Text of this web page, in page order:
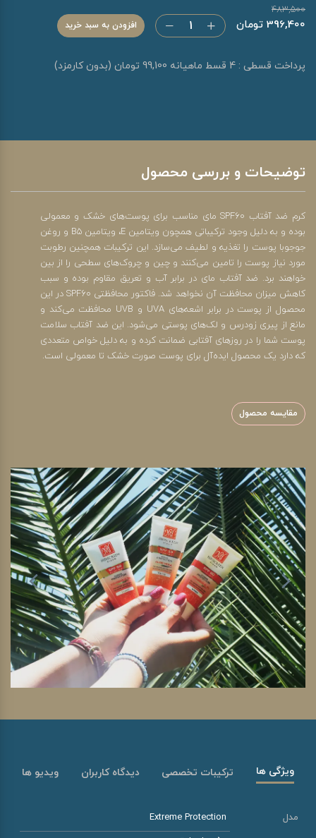
396,400 تومان
483,500
افزودن به سبد خرید
پرداخت قسطی : 4 قسط ماهیانه 99,100 تومان (بدون کارمزد)
توضیحات و بررسی محصول
کرم ضد آفتاب SPF60 مای مناسب برای پوست‌های خشک و معمولی
بوده و به دلیل وجود ترکیباتی همچون ویتامین E، ویتامین B5 و روغن
جوجوبا پوست را تغذیه و لطیف می‌سازد. این ترکیبات همچنین رطوبت
مورد نیاز پوست را تامین می‌کنند و چین و چروک‌های سطحی را از بین
خواهند برد. ضد آفتاب مای در برابر آب و تعریق مقاوم بوده و سبب
کاهش میزان محافظت آن نخواهد شد. فاکتور محافظتی SPF60 در این
محصول از پوست در برابر اشعه‌های UVA و UVB محافظت می‌کند و
مانع از پیری زودرس و لک‌های پوستی می‌شود. این ضد آفتاب سلامت
پوست شما را در روزهای آفتابی ضمانت کرده و به دلیل خواص متعددی
که دارد یک محصول ایده‌آل برای پوست صورت خشک تا معمولی است.
مقایسه محصول
ویژگی ها ترکیبات تخصصی دیدگاه کاربران ویدیو ها
مدل
Extreme Protection